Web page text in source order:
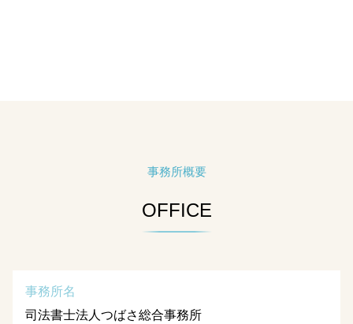
事務所概要
OFFICE
事務所名
司法書士法人つばさ総合事務所